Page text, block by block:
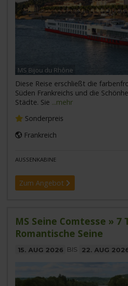
MS Bijou du Rhône
Diese Reise erschließt die
Süden Frankreichs und die
Städte. Sie ...mehr
Sonderpreis
Frankreich
AUSSENKABINE
Zum Angebot
MS Seine Comtesse » 7
Romantische Seine
15. AUG 2026 BIS 22. AUG